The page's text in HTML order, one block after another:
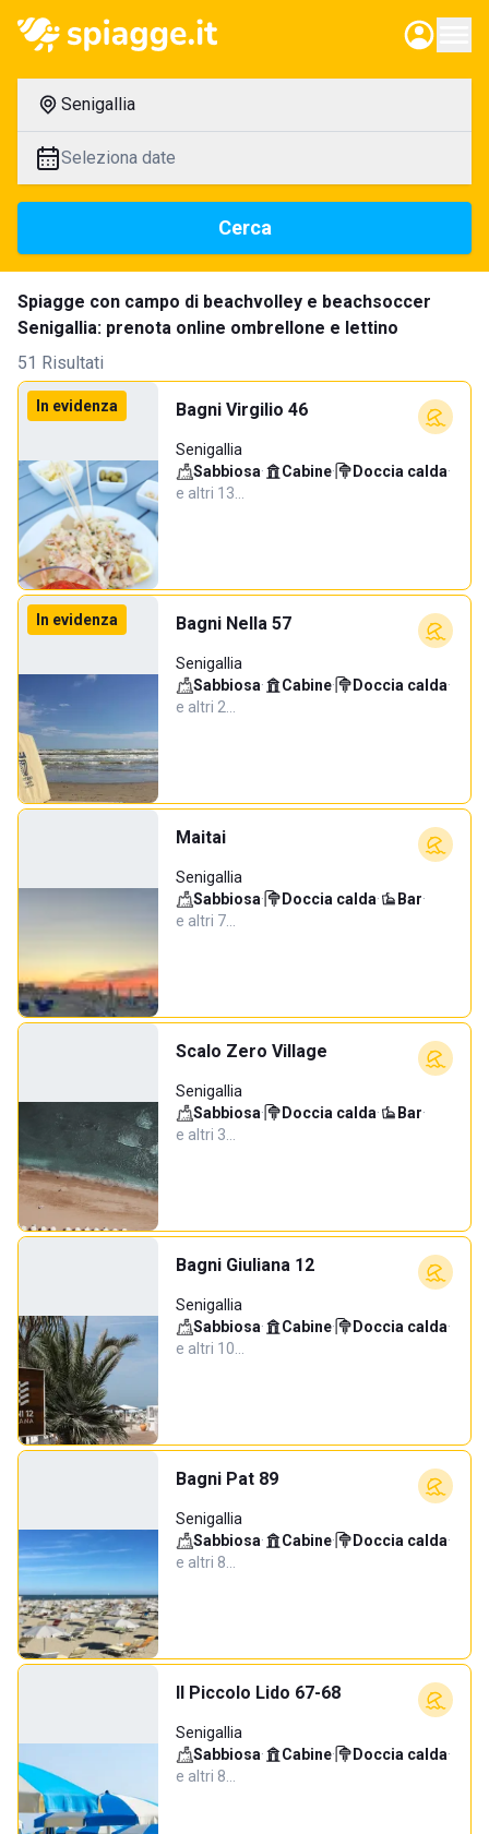
Senigallia
Seleziona date
Cerca
Spiagge con campo di beachvolley e beachsoccer
Senigallia: prenota online ombrellone e lettino
51 Risultati
In evidenza Bagni Virgilio 46
Senigallia
Sabbiosa· Cabine· Doccia calda·
e altri 13…
In evidenza Bagni Nella 57
Senigallia
Sabbiosa· Cabine· Doccia calda·
e altri 2…
Maitai
Senigallia
Sabbiosa· Doccia calda· Bar·
e altri 7…
Scalo Zero Village
Senigallia
Sabbiosa· Doccia calda· Bar·
e altri 3…
Bagni Giuliana 12
Senigallia
Sabbiosa· Cabine· Doccia calda·
e altri 10…
Bagni Pat 89
Senigallia
Sabbiosa· Cabine· Doccia calda·
e altri 8…
Il Piccolo Lido 67-68
Senigallia
Sabbiosa· Cabine· Doccia calda·
e altri 8…